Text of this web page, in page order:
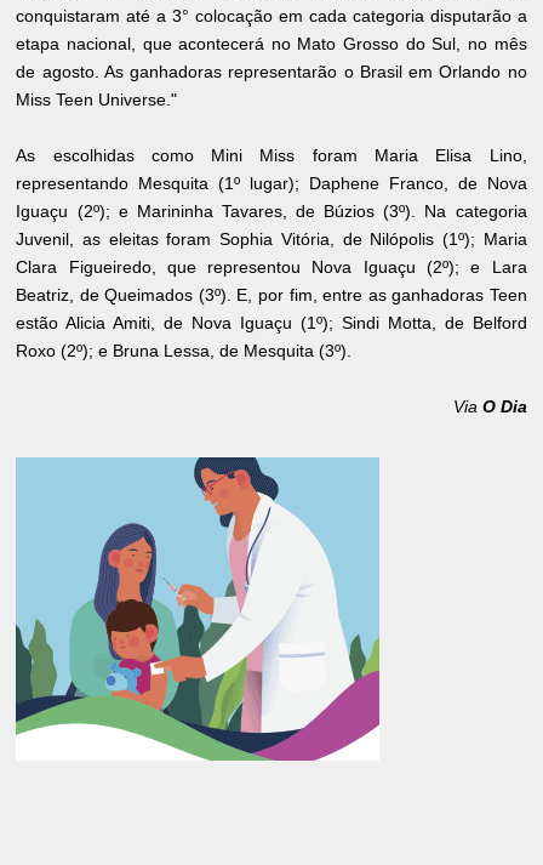
conquistaram até a 3° colocação em cada categoria disputarão a
etapa nacional, que acontecerá no Mato Grosso do Sul, no mês
de agosto. As ganhadoras representarão o Brasil em Orlando no
Miss Teen Universe."
As escolhidas como Mini Miss foram Maria Elisa Lino,
representando Mesquita (1º lugar); Daphene Franco, de Nova
Iguaçu (2º); e Marininha Tavares, de Búzios (3º). Na categoria
Juvenil, as eleitas foram Sophia Vitória, de Nilópolis (1º); Maria
Clara Figueiredo, que representou Nova Iguaçu (2º); e Lara
Beatriz, de Queimados (3º). E, por fim, entre as ganhadoras Teen
estão Alicia Amiti, de Nova Iguaçu (1º); Sindi Motta, de Belford
Roxo (2º); e Bruna Lessa, de Mesquita (3º).
Via O Dia